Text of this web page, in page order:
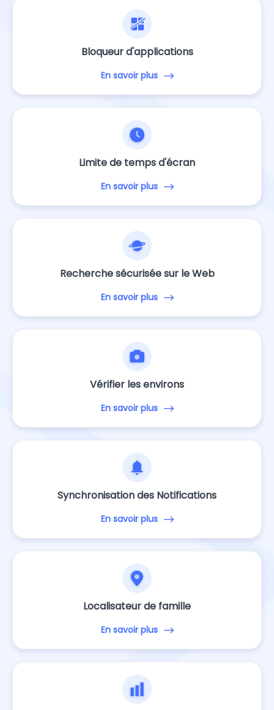
Bloqueur d'applications
En savoir plus
Limite de temps d'écran
En savoir plus
Recherche sécurisée sur le Web
En savoir plus
Vérifier les environs
En savoir plus
Synchronisation des Notifications
En savoir plus
Localisateur de famille
En savoir plus